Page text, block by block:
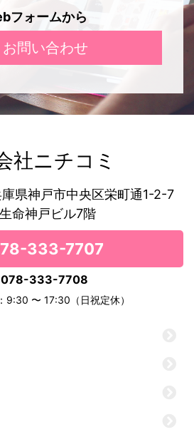
フォームから
お問い合わせ
社ニチコミ
県神戸市中央区栄町通1-2-7
命神戸ビル7階
333-7707
078-333-7708
9:30 〜 17:30（日祝定休）